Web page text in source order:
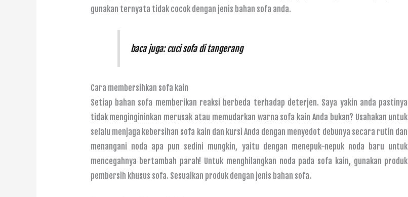
gunakan ternyata tidak cocok dengan jenis bahan sofa anda.
baca juga:cuci sofa di tangerang
Cara membersihkan sofa kain
Setiap bahan sofa memberikan reaksi berbeda terhadap deterjen. Saya yakin anda pastinya
tidak mengingininkan merusak atau memudarkan warna sofa kain Anda bukan? Usahakan untuk
selalu menjaga kebersihan sofa kain dan kursi Anda dengan menyedot debunya secara rutin dan
menangani noda apa pun sedini mungkin, yaitu dengan menepuk-nepuk noda baru untuk
mencegahnya bertambah parah! Untuk menghilangkan noda pada sofa kain, gunakan produk
pembersih khusus sofa. Sesuaikan produk dengan jenis bahan sofa.